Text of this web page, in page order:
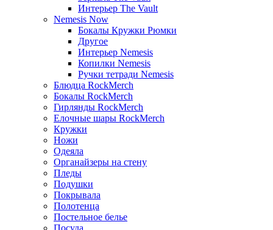
Интерьер The Vault
Nemesis Now
Бокалы Кружки Рюмки
Другое
Интерьер Nemesis
Копилки Nemesis
Ручки тетради Nemesis
Блюдца RockMerch
Бокалы RockMerch
Гирлянды RockMerch
Елочные шары RockMerch
Кружки
Ножи
Одеяла
Органайзеры на стену
Пледы
Подушки
Покрывала
Полотенца
Постельное белье
Посуда